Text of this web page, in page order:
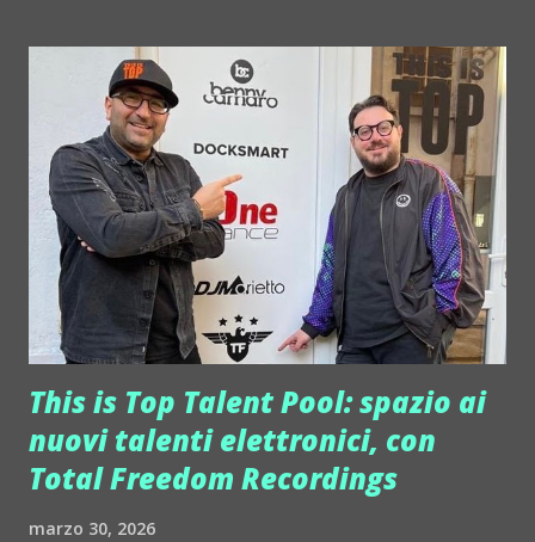
UMM RED nasce per portare solo tracce potenti e
sperimentali: driving, peak-time e raw techno di altissimo
livello. La prima release è già uscita con Mark Williams e a
breve arrivano inediti di Flavio Diaz e altri nomi forti della
scena. Tutto rigorosamente underground, senza
compromessi. La Bestia IT è un b2b d'eccezione, per chi
ama la techno. Flavio Diaz è uno dei producer techno più
rispettati della scena napoletana (e non solo). Napoletano
DOC, ha release su et...
This is Top Talent Pool: spazio ai
nuovi talenti elettronici, con
Total Freedom Recordings
marzo 30, 2026